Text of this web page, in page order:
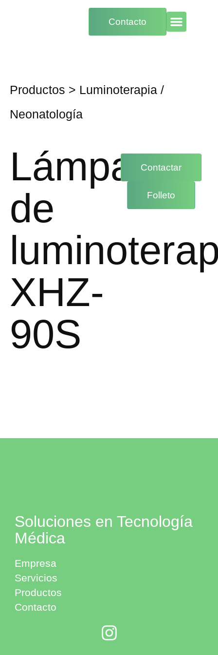
Contacto
Productos > Luminoterapia /
Neonatología
Lámpara
de
XHZ-
90S
Contactar
Folleto
Soluciones en Tecnología
Médica
Empresa
Servicios
Productos
Contacto